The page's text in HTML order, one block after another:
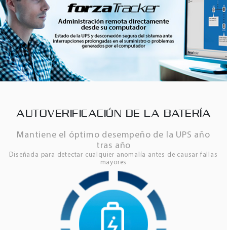
AUTOVERIFICACIÓN DE LA BATERÍA
Mantiene el óptimo desempeño de la UPS año
tras año
Diseñada para detectar cualquier anomalía antes de causar fallas
mayores